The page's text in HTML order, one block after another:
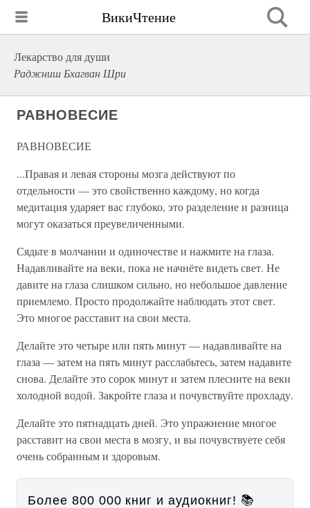
ВикиЧтение
Лекарство для души
Раджниш Бхагван Шри
РАВНОВЕСИЕ
РАВНОВЕСИЕ
...Правая и левая стороны мозга действуют по
отдельности — это свойственно каждому, но когда
медитация ударяет вас глубоко, это разделение и разница
могут оказаться преувеличенными.
Сядьте в молчании и одиночестве и нажмите на глаза.
Надавливайте на веки, пока не начнёте видеть свет. Не
давите на глаза слишком сильно, но небольшое давление
приемлемо. Просто продолжайте наблюдать этот свет.
Это многое расставит на свои места.
Делайте это четыре или пять минут — надавливайте на
глаза — затем на пять минут расслабьтесь, затем надавите
снова. Делайте это сорок минут и затем плесните на веки
холодной водой. Закройте глаза и почувствуйте прохладу.
Делайте это пятнадцать дней. Это упражнение многое
расставит на свои места в мозгу, и вы почувствуете себя
очень собранным и здоровым.
Более 800 000 книг и аудиокниг! 📚